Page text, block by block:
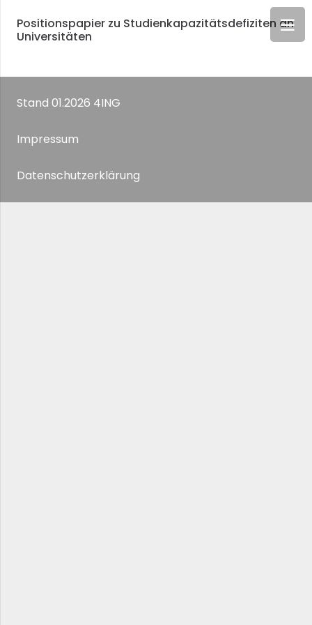
Positionspapier zu Studienkapazitätsdefiziten an
Universitäten
Stand 01.2026 4ING
Impressum
Datenschutzerklärung